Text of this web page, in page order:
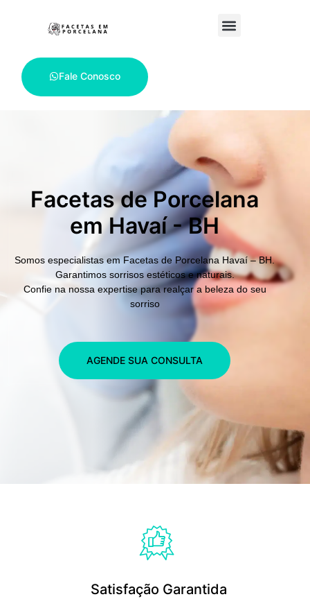
Fale Conosco
Facetas de Porcelana
em Havaí - BH
Somos especialistas em Facetas de Porcelana Havaí – BH.
Garantimos sorrisos estéticos e naturais.
Confie na nossa expertise para realçar a beleza do seu
sorriso
AGENDE SUA CONSULTA
Satisfação Garantida